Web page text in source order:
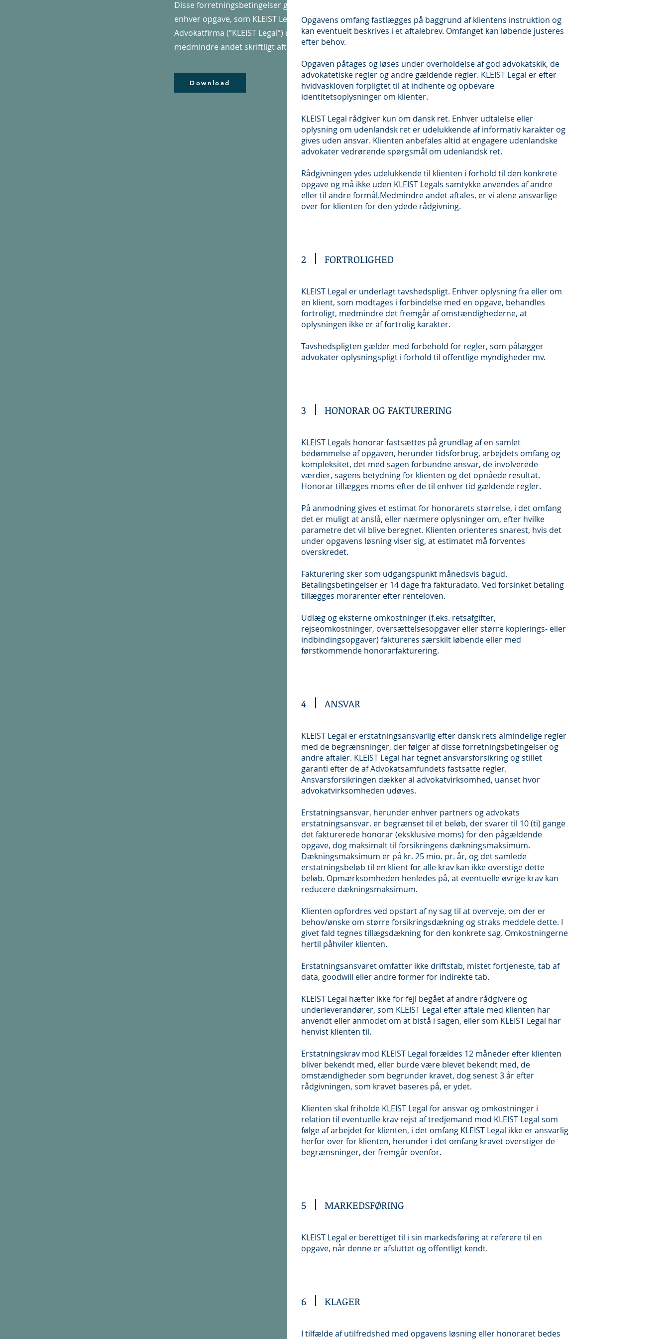
Disse forretningsbetingelser gælder for
enhver opgave, som KLEIST Legal
Advokatfirma (”KLEIST Legal”) udfører,
medmindre andet skriftligt aftales.
Download
Opgavens omfang fastlægges på baggrund af klientens instruktion og
kan eventuelt beskrives i et aftalebrev. Omfanget kan løbende justeres
efter behov.
Opgaven påtages og løses under overholdelse af god advokatskik, de
advokatetiske regler og andre gældende regler. KLEIST Legal er efter
hvidvaskloven forpligtet til at indhente og opbevare
identitetsoplysninger om klienter.
KLEIST Legal rådgiver kun om dansk ret. Enhver udtalelse eller
oplysning om udenlandsk ret er udelukkende af informativ karakter og
gives uden ansvar. Klienten anbefales altid at engagere udenlandske
advokater vedrørende spørgsmål om udenlandsk ret.
Rådgivningen ydes udelukkende til klienten i forhold til den konkrete
opgave og må ikke uden KLEIST Legals samtykke anvendes af andre
eller til andre formål.Medmindre andet aftales, er vi alene ansvarlige
over for klienten for den ydede rådgivning.
2 FORTROLIGHED
KLEIST Legal er underlagt tavshedspligt. Enhver oplysning fra eller om
en klient, som modtages i forbindelse med en opgave, behandles
fortroligt, medmindre det fremgår af omstændighederne, at
oplysningen ikke er af fortrolig karakter.
Tavshedspligten gælder med forbehold for regler, som pålægger
advokater oplysningspligt i forhold til offentlige myndigheder mv.
3 HONORAR OG FAKTURERING
KLEIST Legals honorar fastsættes på grundlag af en samlet
bedømmelse af opgaven, herunder tidsforbrug, arbejdets omfang og
kompleksitet, det med sagen forbundne ansvar, de involverede
værdier, sagens betydning for klienten og det opnåede resultat.
Honorar tillægges moms efter de til enhver tid gældende regler.
På anmodning gives et estimat for honorarets størrelse, i det omfang
det er muligt at anslå, eller nærmere oplysninger om, efter hvilke
parametre det vil blive beregnet. Klienten orienteres snarest, hvis det
under opgavens løsning viser sig, at estimatet må forventes
overskredet.
Fakturering sker som udgangspunkt månedsvis bagud.
Betalingsbetingelser er 14 dage fra fakturadato. Ved forsinket betaling
tillægges morarenter efter renteloven.
Udlæg og eksterne omkostninger (f.eks. retsafgifter,
rejseomkostninger, oversættelsesopgaver eller større kopierings- eller
indbindingsopgaver) faktureres særskilt løbende eller med
førstkommende honorarfakturering.
4 ANSVAR
KLEIST Legal er erstatningsansvarlig efter dansk rets almindelige regler
med de begrænsninger, der følger af disse forretningsbetingelser og
andre aftaler. KLEIST Legal har tegnet ansvarsforsikring og stillet
garanti efter de af Advokatsamfundets fastsatte regler.
Ansvarsforsikringen dækker al advokatvirksomhed, uanset hvor
advokatvirksomheden udøves.
Erstatningsansvar, herunder enhver partners og advokats
erstatningsansvar, er begrænset til et beløb, der svarer til 10 (ti) gange
det fakturerede honorar (eksklusive moms) for den pågældende
opgave, dog maksimalt til forsikringens dækningsmaksimum.
Dækningsmaksimum er på kr. 25 mio. pr. år, og det samlede
erstatningsbeløb til en klient for alle krav kan ikke overstige dette
beløb. Opmærksomheden henledes på, at eventuelle øvrige krav kan
reducere dækningsmaksimum.
Klienten opfordres ved opstart af ny sag til at overveje, om der er
behov/ønske om større forsikringsdækning og straks meddele dette. I
givet fald tegnes tillægsdækning for den konkrete sag. Omkostningerne
hertil påhviler klienten.
Erstatningsansvaret omfatter ikke driftstab, mistet fortjeneste, tab af
data, goodwill eller andre former for indirekte tab.
KLEIST Legal hæfter ikke for fejl begået af andre rådgivere og
underleverandører, som KLEIST Legal efter aftale med klienten har
anvendt eller anmodet om at bistå i sagen, eller som KLEIST Legal har
henvist klienten til.
Erstatningskrav mod KLEIST Legal forældes 12 måneder efter klienten
bliver bekendt med, eller burde være blevet bekendt med, de
omstændigheder som begrunder kravet, dog senest 3 år efter
rådgivningen, som kravet baseres på, er ydet.
Klienten skal friholde KLEIST Legal for ansvar og omkostninger i
relation til eventuelle krav rejst af tredjemand mod KLEIST Legal som
følge af arbejdet for klienten, i det omfang KLEIST Legal ikke er ansvarlig
herfor over for klienten, herunder i det omfang kravet overstiger de
begrænsninger, der fremgår ovenfor.
5 MARKEDSFØRING
KLEIST Legal er berettiget til i sin markedsføring at referere til en
opgave, når denne er afsluttet og offentligt kendt.
6 KLAGER
I tilfælde af utilfredshed med opgavens løsning eller honoraret bedes